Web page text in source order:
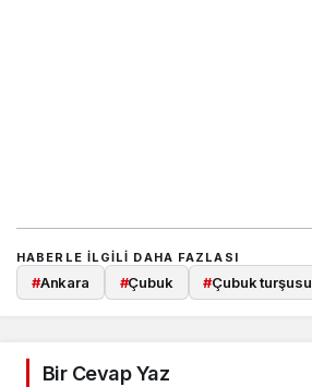
HABERLE ILGILI DAHA FAZLASI
#Ankara #Çubuk #Çubuk turşusu
Bir Cevap Yaz